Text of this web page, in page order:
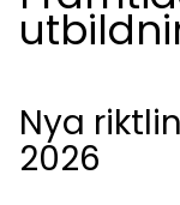
Nya
2026